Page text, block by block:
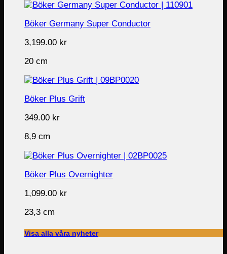
Böker Germany Super Conductor
3,199.00 kr
20 cm
Böker Plus Grift
349.00 kr
8,9 cm
Böker Plus Overnighter
1,099.00 kr
23,3 cm
Visa alla våra nyheter